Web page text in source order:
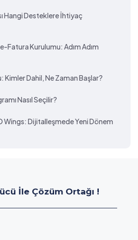
Hangi Desteklere İhtiyaç
Fatura Kurulumu: Adım Adım
Dahil, Ne Zaman Başlar?
Nasıl Seçilir?
Wings: Dijitalleşmede Yeni Dönem
İle Çözüm Ortağı !